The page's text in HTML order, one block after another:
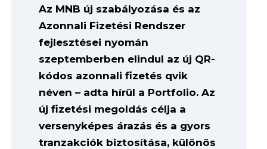
Az MNB új szabályozása és az
Azonnali Fizetési Rendszer
fejlesztései nyomán
szeptemberben elindul az új QR-
kódos azonnali fizetés qvik
néven – adta hírül a Portfolio. Az
új fizetési megoldás célja a
versenyképes árazás és a gyors
tranzakciók biztosítása, különös